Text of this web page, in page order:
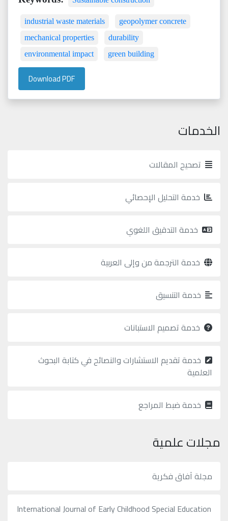
industrial waste materials
geopolymer concrete
mechanical properties
durability
environmental impact
green building
Download PDF
الخدمات
تصحيح المقالات
خدمة التحليل الإحصائي
خدمة التدقيق اللغوي
خدمة الترجمة من وإلى العربية
خدمة التنسيق
خدمة تصميم الاستبانات
خدمة تقديم الاستشارات والنصائح في كتابة البحوث
العلمية
خدمة ضبط المراجع
مجلات علمية
مجلة آفاق فكرية
International Journal of Early Childhood Special Education